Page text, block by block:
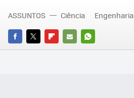
FACEBOOK
TWITTERFLIPBOARD
E-
WHATSAPP
ASSUNTOS Ciência Engenharia